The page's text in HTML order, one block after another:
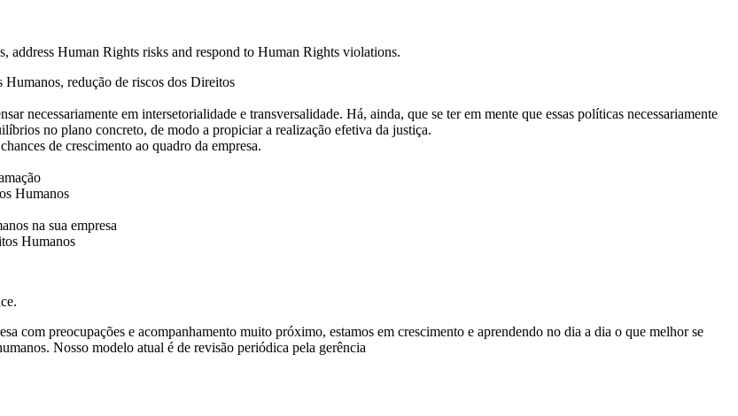
Human Rights risks and respond to Human Rights violations.
redução de riscos dos Direitos
necessariamente em intersetorialidade e transversalidade. Há, ainda, que se ter em mente que essas políticas necessariamente
no plano concreto, de modo a propiciar a realização efetiva da justiça.
de crescimento ao quadro da empresa.
Humanos
na sua empresa
Humanos
com preocupações e acompanhamento muito próximo, estamos em crescimento e aprendendo no dia a dia o que melhor se
Nosso modelo atual é de revisão periódica pela gerência